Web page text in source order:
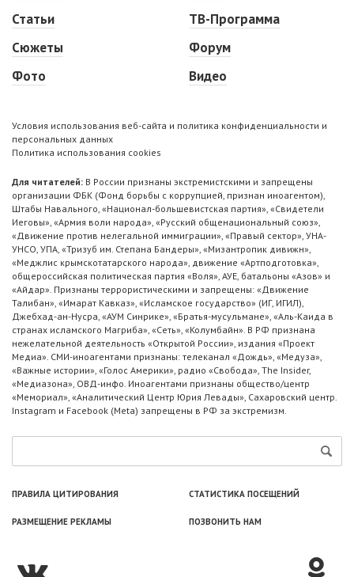
Статьи
Сюжеты
Фото
ТВ-Программа
Форум
Видео
Условия использования веб-сайта и политика конфиденциальности и
персональных данных
Политика использования cookies
Для читателей: В России признаны экстремистскими и запрещены
организации ФБК (Фонд борьбы с коррупцией, признан иноагентом),
Штабы Навального, «Национал-большевистская партия», «Свидетели
Иеговы», «Армия воли народа», «Русский общенациональный союз»,
«Движение против нелегальной иммиграции», «Правый сектор», УНА-
УНСО, УПА, «Тризуб им. Степана Бандеры», «Мизантропик дивижн»,
«Меджлис крымскотатарского народа», движение «Артподготовка»,
общероссийская политическая партия «Воля», АУЕ, батальоны «Азов» и
«Айдар». Признаны террористическими и запрещены: «Движение
Талибан», «Имарат Кавказ», «Исламское государство» (ИГ, ИГИЛ),
Джебхад-ан-Нусра, «АУМ Синрике», «Братья-мусульмане», «Аль-Каида в
странах исламского Магриба», «Сеть», «Колумбайн». В РФ признана
нежелательной деятельность «Открытой России», издания «Проект
Медиа». СМИ-иноагентами признаны: телеканал «Дождь», «Медуза»,
«Важные истории», «Голос Америки», радио «Свобода», The Insider,
«Медиазона», ОВД-инфо. Иноагентами признаны общество/центр
«Мемориал», «Аналитический Центр Юрия Левады», Сахаровский центр.
Instagram и Facebook (Metа) запрещены в РФ за экстремизм.
ПРАВИЛА ЦИТИРОВАНИЯ СТАТИСТИКА ПОСЕЩЕНИЙ
РАЗМЕЩЕНИЕ РЕКЛАМЫ ПОЗВОНИТЬ НАМ